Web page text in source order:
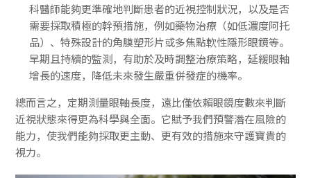
科醫師能夠更準確地判斷患者的近視控制狀況，以及是否
需要採取積極的幹預措施，例如藥物治療（如低濃度阿托
品）、特殊設計的角膜塑形片或多焦點軟性隱形眼鏡等。
早期且持續的監測，有助於及時調整治療策略，延緩眼軸
增長的速度，降低未來發生嚴重併發症的機率。
總而言之，定期測量眼軸長度，遠比僅依賴眼鏡度數來判斷
近視狀態來得更為科學與全面。它賦予我們預警潛在風險的
能力，使我們能夠採取更主動、更有效的措施來守護寶貴的
視力。